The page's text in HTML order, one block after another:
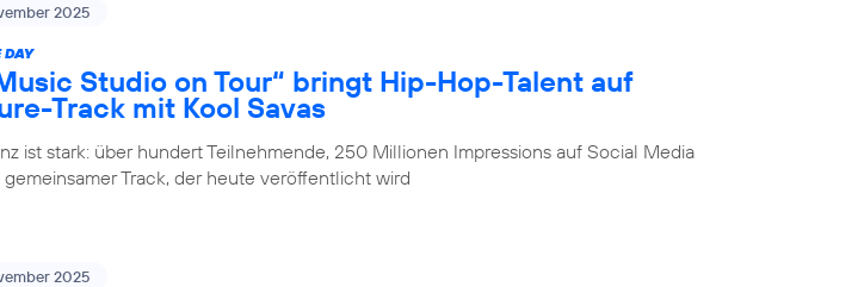
2025
DAY
Studio on Tour“ bringt Hip-Hop-Talent auf
Track mit Kool Savas
ist stark: über hundert Teilnehmende, 250 Millionen Impressions auf Social Media
gemeinsamer Track, der heute veröffentlicht wird
2025